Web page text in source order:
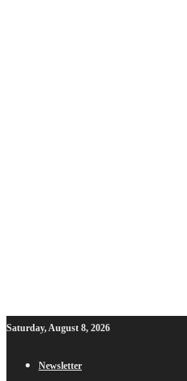
Saturday, August 8, 2026
Newsletter